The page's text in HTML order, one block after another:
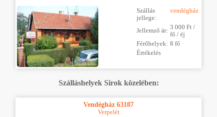
Szállás
jellege:
vendégház
Jellemző ár: 3 000 Ft /
fő / éj
Férőhelyek: 8 fő
Értékelés
Szálláshelyek Sirok közelében:
Vendégház 63187
Verpelét